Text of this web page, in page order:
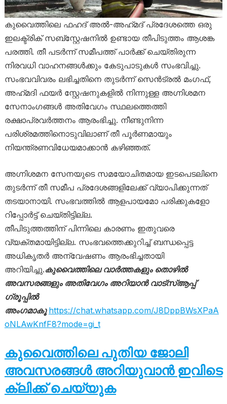
കുവൈത്തിലെ ഫഹദ് അൽ-അഹ്‌മദ് പ്രദേശത്തെ ഒരു
ഇലക്ട്രിക് സബ്‌സ്റ്റേഷനിൽ ഉണ്ടായ തീപിടുത്തം ആശങ്ക
പരത്തി. തീ പടർന്ന് സമീപത്ത് പാർക്ക് ചെയ്തിരുന്ന
നിരവധി വാഹനങ്ങൾക്കും കേടുപാടുകൾ സംഭവിച്ചു.
സംഭവവിവരം ലഭിച്ചതിനെ തുടർന്ന് സെൻട്രൽ മംഗഫ്,
അഹ്‌മദി ഫയർ സ്റ്റേഷനുകളിൽ നിന്നുള്ള അഗ്നിശമന
സേനാംഗങ്ങൾ അതിവേഗം സ്ഥലത്തെത്തി
രക്ഷാപ്രവർത്തനം ആരംഭിച്ചു. നീണ്ടുനിന്ന
പരിശ്രമത്തിനൊടുവിലാണ് തീ പൂർണമായും
നിയന്ത്രണവിധേയമാക്കാൻ കഴിഞ്ഞത്.
അഗ്നിശമന സേനയുടെ സമയോചിതമായ ഇടപെടലിനെ
തുടർന്ന് തീ സമീപ പ്രദേശങ്ങളിലേക്ക് വ്യാപിക്കുന്നത്
തടയാനായി. സംഭവത്തിൽ ആളപായമോ പരിക്കുകളോ
റിപ്പോർട്ട് ചെയ്തിട്ടില്ല.
തീപിടുത്തത്തിന് പിന്നിലെ കാരണം ഇതുവരെ
വ്യക്തമായിട്ടില്ല. സംഭവത്തെക്കുറിച്ച് ബന്ധപ്പെട്ട
അധികൃതർ അന്വേഷണം ആരംഭിച്ചതായി
അറിയിച്ചു.കുവൈത്തിലെ വാർത്തകളും തൊഴിൽ
അവസരങ്ങളും അതിവേഗം അറിയാൻ വാട്സ്ആപ്പ്
ഗ്രൂപ്പിൽ
അംഗമാകൂ https://chat.whatsapp.com/J8DppBWsXPaA
oNLAwKnfF8?mode=gi_t
കുവൈത്തിലെ പുതിയ ജോലി
അവസരങ്ങൾ അറിയുവാൻ ഇവിടെ
ക്ലിക്ക് ചെയ്യുക